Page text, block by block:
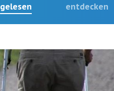
gelesen entdecken